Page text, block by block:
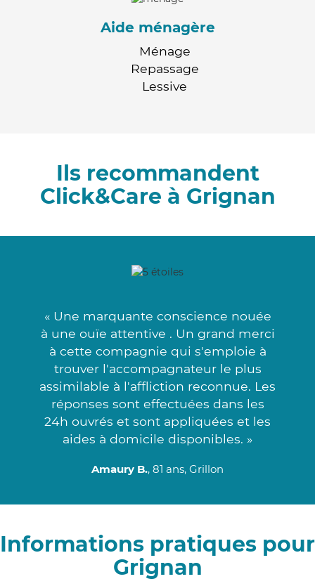
Aide ménagère
Ménage
Repassage
Lessive
Ils recommandent
Click&Care à Grignan
« Une marquante conscience nouée
à une ouïe attentive . Un grand merci
à cette compagnie qui s'emploie à
trouver l'accompagnateur le plus
assimilable à l'affliction reconnue. Les
réponses sont effectuées dans les
24h ouvrés et sont appliquées et les
aides à domicile disponibles. »
Amaury B., 81 ans, Grillon
Informations pratiques pour
Grignan